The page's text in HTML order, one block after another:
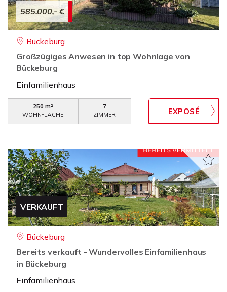
585.000,- €
Bückeburg
Großzügiges Anwesen in top Wohnlage von
Bückeburg
Einfamilienhaus
250 m²
WOHNFLÄCHE
7
ZIMMER
VERKAUFT
Bückeburg
Bereits verkauft - Wundervolles Einfamilienhaus
in Bückeburg
Einfamilienhaus